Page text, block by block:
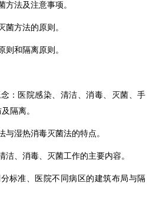
方法及注意事项。
菌方法的原则。
则和隔离原则。
念：医院感染、清洁、消毒、灭菌、手
隔离。
与湿热消毒灭菌法的特点。
洁、消毒、灭菌工作的主要内容。
标准、医院不同病区的建筑布局与隔